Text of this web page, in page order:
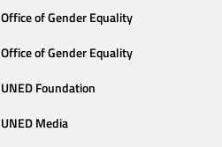
Office of Gender Equality
Office of Gender Equality
UNED Foundation
UNED Media